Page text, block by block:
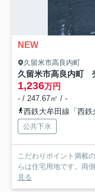
NEW
久留米市高良内町
久留米市高良内町
1,236万円
- / 247.67㎡ / -
西鉄大牟田線「西鉄久
公共下水
こだわりポイント満載
らは住宅用地です。両
見る